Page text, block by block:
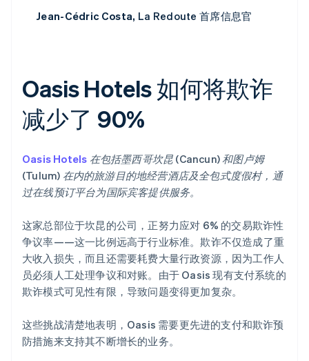
Jean-Cédric Costa, La Redoute 首席信息官
Oasis Hotels 如何将欺诈
减少了 90%
Oasis Hotels 在包括墨西哥坎昆 (Cancun) 和图卢姆
(Tulum) 在内的旅游目的地经营酒店及全包式度假村，通
过在线预订平台为国际宾客提供服务。
这家总部位于坎昆的公司，正努力应对 6% 的交易欺诈性
争议率——这一比例远高于行业标准。欺诈不仅造成了重
大收入损失，而且还需要耗费大量行政资源，因为工作人
员必须人工处理争议和对账。由于 Oasis 现有支付系统的
欺诈模式可见性有限，导致问题变得更加复杂。
这些挑战清楚地表明，Oasis 需要更先进的支付和欺诈预
防措施来支持其不断增长的业务。